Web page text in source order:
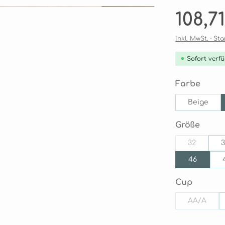
Regulärer
inkl. MwSt. ·
Sofort
Farbe
Beige
Größe
32
46
Cup
AA/A